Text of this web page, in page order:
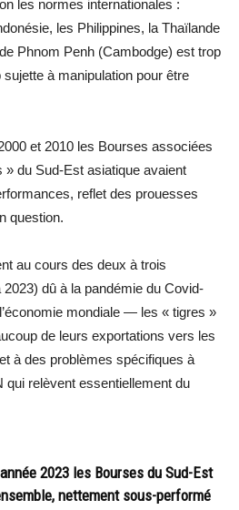
les normes internationales :
les Philippines, la Thaïlande
Phnom Penh (Cambodge) est trop
à manipulation pour être
et 2010 les Bourses associées
du Sud-Est asiatique avaient
reflet des prouesses
question.
au cours des deux à trois
dû à la pandémie du Covid-
mondiale — les « tigres »
de leurs exportations vers les
à des problèmes spécifiques à
qui relèvent essentiellement du
2023 les Bourses du Sud-Est
nettement sous-performé